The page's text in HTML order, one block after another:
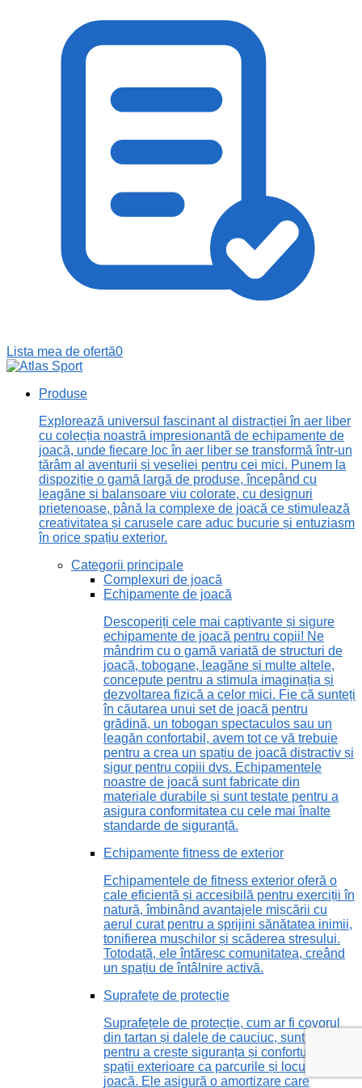
Lista mea de ofertă0
Produse
Explorează universul fascinant al distracției în aer liber
cu colecția noastră impresionantă de echipamente de
joacă, unde fiecare loc în aer liber se transformă într-un
tărâm al aventurii și veseliei pentru cei mici. Punem la
dispoziție o gamă largă de produse, începând cu
leagăne și balansoare viu colorate, cu designuri
prietenoase, până la complexe de joacă ce stimulează
creativitatea și carusele care aduc bucurie și entuziasm
în orice spațiu exterior.
Categorii principale
Complexuri de joacă
Echipamente de joacă
Descoperiți cele mai captivante și sigure
echipamente de joacă pentru copii! Ne
mândrim cu o gamă variată de structuri de
joacă, tobogane, leagăne și multe altele,
concepute pentru a stimula imaginația și
dezvoltarea fizică a celor mici. Fie că sunteți
în căutarea unui set de joacă pentru
grădină, un tobogan spectaculos sau un
leagăn confortabil, avem tot ce vă trebuie
pentru a crea un spațiu de joacă distractiv și
sigur pentru copiii dvs. Echipamentele
noastre de joacă sunt fabricate din
materiale durabile și sunt testate pentru a
asigura conformitatea cu cele mai înalte
standarde de siguranță.
Echipamente fitness de exterior
Echipamentele de fitness exterior oferă o
cale eficientă și accesibilă pentru exerciții în
natură, îmbinând avantajele mișcării cu
aerul curat pentru a sprijini sănătatea inimii,
tonifierea mușchilor și scăderea stresului.
Totodată, ele întăresc comunitatea, creând
un spațiu de întâlnire activă.
Suprafețe de protecție
Suprafețele de protecție, cum ar fi covorul
din tartan și dalele de cauciuc, sunt vitale
pentru a crește siguranța și confortul în
spații exterioare ca parcurile și locurile de
joacă. Ele asigură o amortizare care